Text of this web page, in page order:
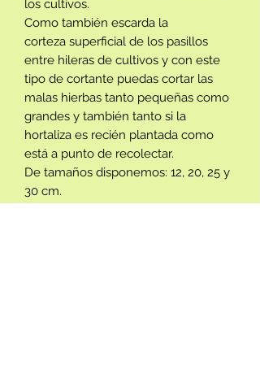
los cultivos.
Como también escarda la
corteza superficial de los pasillos
entre hileras de cultivos y con este
tipo de cortante puedas cortar las
malas hierbas tanto pequeñas como
grandes y también tanto si la
hortaliza es recién plantada como
está a punto de recolectar.
De tamaños disponemos: 12, 20, 25 y
30 cm.